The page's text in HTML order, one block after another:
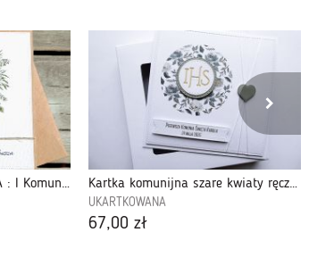
Kartka, PERSONALIZACJA : I Komunia Święta : drewno PREMIUM III Kartka komunijna szare kwiaty ręcznie robiona
UKARTKOWANA
67,00 zł